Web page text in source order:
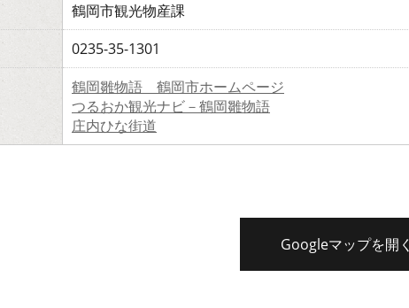
鶴岡市観光物産課
0235-35-1301
鶴岡雛物語 鶴岡市ホームページ
つるおか観光ナビ－鶴岡雛物語
庄内ひな街道
Googleマップを開く